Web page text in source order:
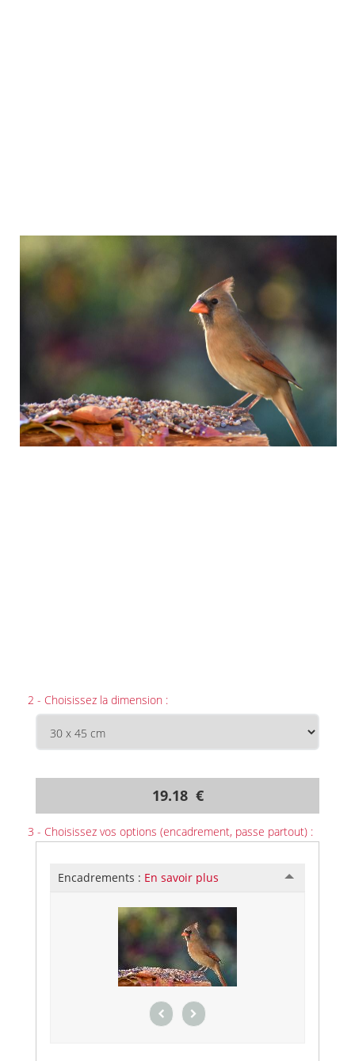
2 - Choisissez la dimension :
19.18 €
3 - Choisissez vos options (encadrement, passe partout) :
Encadrements : En savoir plus